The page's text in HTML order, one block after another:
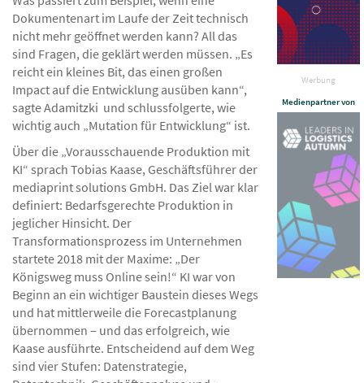
Werbung
Medienpartner von
Dokumentenart im Laufe der Zeit technisch
nicht mehr geöffnet werden kann? All das
sind Fragen, die geklärt werden müssen. „Es
reicht ein kleines Bit, das einen großen
Impact auf die Entwicklung ausüben kann“,
sagte Adamitzki und schlussfolgerte, wie
wichtig auch „Mutation für Entwicklung“ ist.
Über die „Vorausschauende Produktion mit
KI“ sprach Tobias Kaase, Geschäftsführer der
mediaprint solutions GmbH. Das Ziel war klar
definiert: Bedarfsgerechte Produktion in
jeglicher Hinsicht. Der
Transformationsprozess im Unternehmen
startete 2018 mit der Maxime: „Der
Königsweg muss Online sein!“ KI war von
Beginn an ein wichtiger Baustein dieses Wegs
und hat mittlerweile die Forecastplanung
übernommen – und das erfolgreich, wie
Kaase ausführte. Entscheidend auf dem Weg
sind vier Stufen: Datenstrategie,